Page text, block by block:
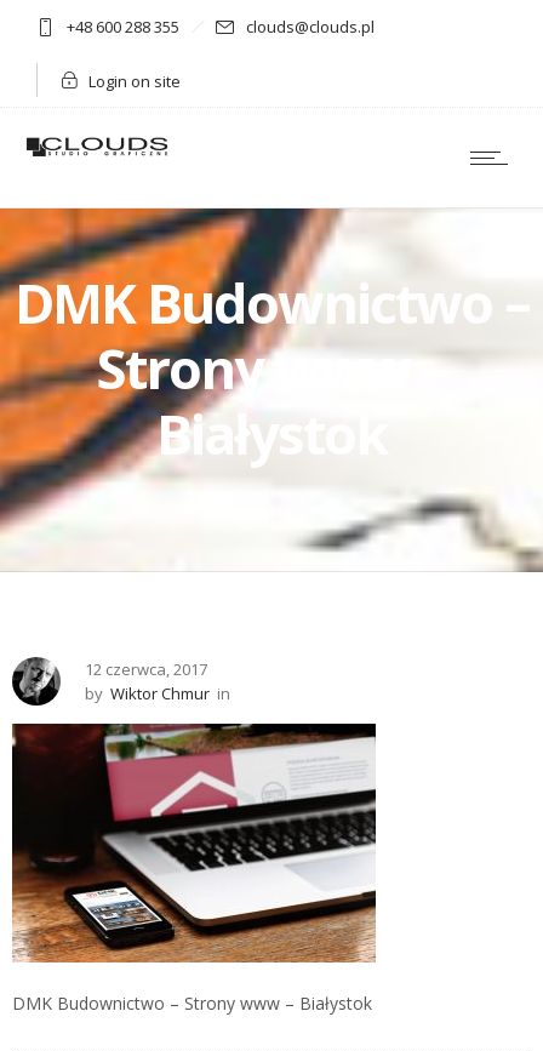
+48 600 288 355 clouds@clouds.pl
Login on site
DMK Budownictwo –
Strony www –
Białystok
12 czerwca, 2017
by Wiktor Chmur in
DMK Budownictwo – Strony www – Białystok